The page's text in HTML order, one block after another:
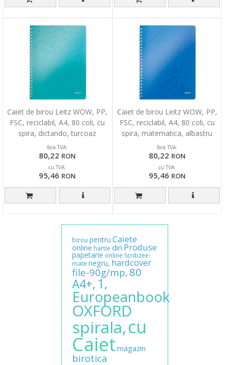
Caiet de birou Leitz WOW, PP,
FSC, reciclabil, A4, 80 coli, cu
spira, dictando, turcoaz
fara TVA:
80,22 RON
cu TVA:
95,46 RON
Caiet de birou Leitz WOW, PP,
FSC, reciclabil, A4, 80 coli, cu
spira, matematica, albastru
fara TVA:
80,22 RON
cu TVA:
95,46 RON
birou pentru Caiete
online hartie din Produse
papetarie online Scribzee-
mate negru, hardcover
file-90g/mp, 80
A4+,1,
Europeanbook
OXFORD
spirala,cu
Caiet magazin
birotica